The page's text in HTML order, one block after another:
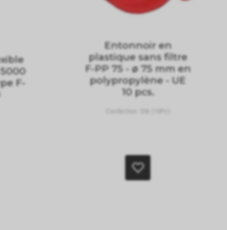
F-
Entonnoir en
plastique sans filtre
F-PP 75 - ø 75 mm en
polypropylène - UE
10 pcs.